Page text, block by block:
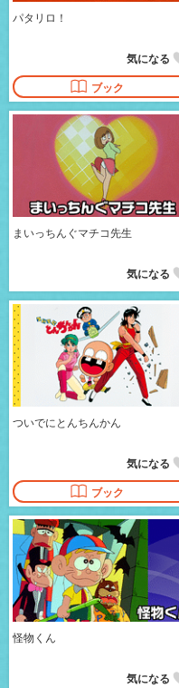
パタリロ！
ブック
気になる
まいっちんぐマチコ先生
気になる
ついでにとんちんかん
ブック
気になる
怪物くん
気になる